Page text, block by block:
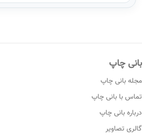
بانی چاپ
مجله بانی چاپ
تماس با بانی چاپ
درباره بانی چاپ
گالری تصاویر